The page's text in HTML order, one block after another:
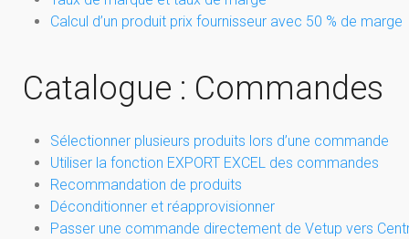
Calcul d’un produit prix fournisseur avec 50 % de marge
Catalogue : Commandes
Sélectionner plusieurs produits lors d’une commande
Utiliser la fonction EXPORT EXCEL des commandes
Recommandation de produits
Déconditionner et réapprovisionner
Passer une commande directement de Vetup vers